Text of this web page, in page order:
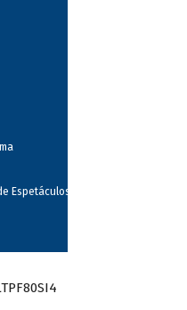
Espetáculos